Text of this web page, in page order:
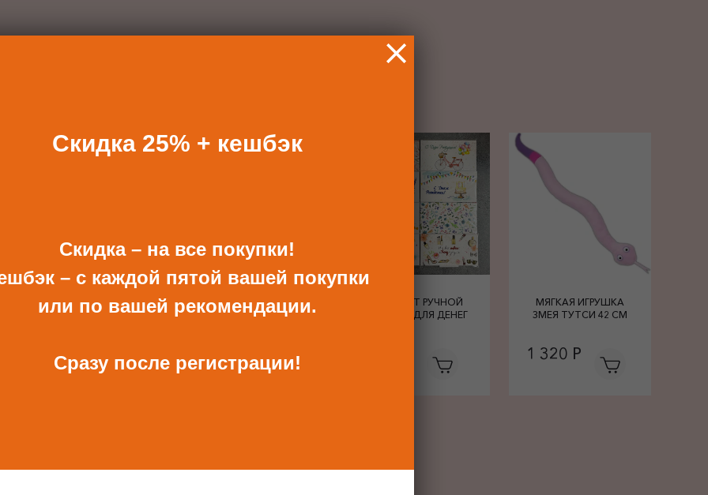
К ЗАКАЗУ ПОДАРОК
ОТКРЫТКА И
КОНВЕРТ С ДЕКОРОМ
680 Р
КОНВЕРТ РУЧНОЙ
РАБОТЫ ДЛЯ ДЕНЕГ С
КОНВЕРТ РУЧНОЙ
РАБОТЫ ДЛЯ ДЕНЕГ
МЯГКАЯ ИГРУШКА
ЗМЕЯ ТУТСИ 42 СМ
1 320 Р
Скидка 25% + кешбэк
Скидка – на все покупки!
– с каждой пятой вашей покупки
или по вашей рекомендации.
Сразу после регистрации!